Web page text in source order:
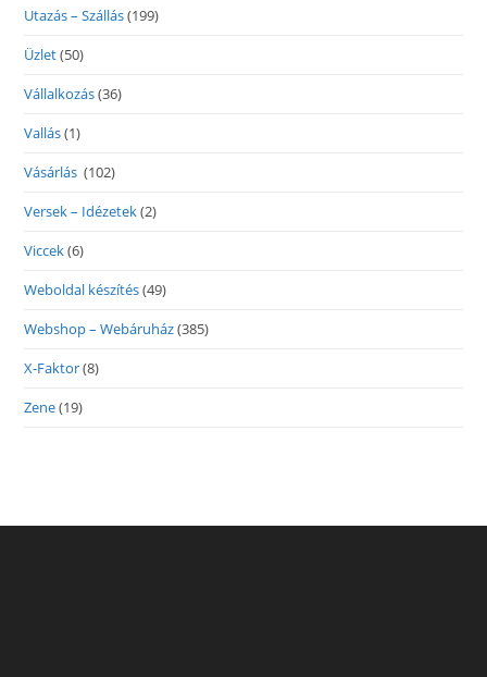
Utazás – Szállás(199)
Üzlet(50)
Vállalkozás(36)
Vallás(1)
Vásárlás (102)
Versek – Idézetek(2)
Viccek(6)
Weboldal készítés(49)
Webshop – Webáruház(385)
X-Faktor(8)
Zene(19)